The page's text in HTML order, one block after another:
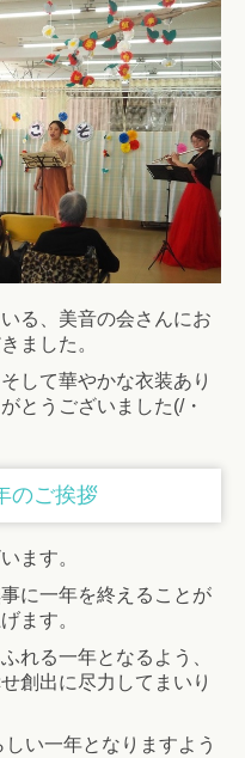
る、美音の会さんにお
ました。
して華やかな衣装あり
とうございました(/・
ご挨拶
ます。
に一年を終えることが
ます。
れる一年となるよう、
創出に尽力してまいり
い一年となりますよう